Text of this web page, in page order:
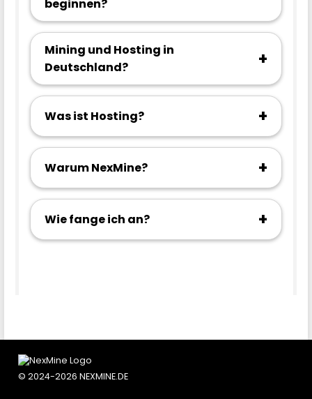
beginnen?
Mining und Hosting in
Deutschland?
+
Was ist Hosting? +
Warum NexMine? +
Wie fange ich an? +
© 2024-2026 NEXMINE.DE